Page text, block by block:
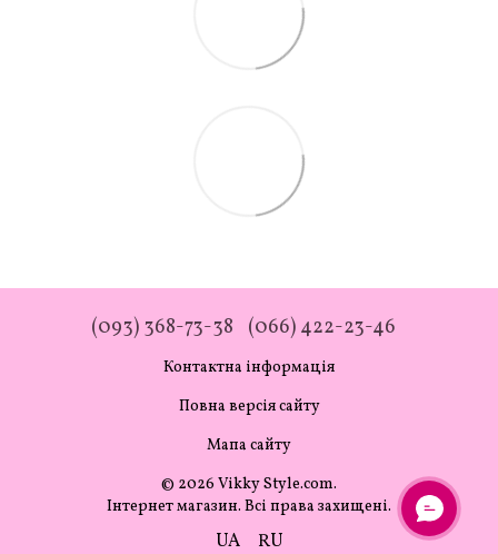
(093) 368-73-38 (066) 422-23-46
Контактна інформація
Повна версія сайту
Мапа сайту
© 2026 Vikky Style.com.
Інтернет магазин. Всі права захищені.
UA RU